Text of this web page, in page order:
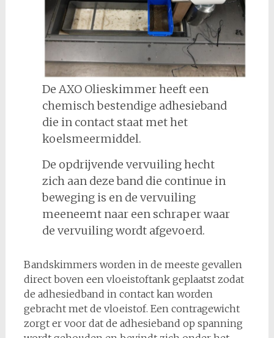
De AXO Olieskimmer heeft een
chemisch bestendige adhesieband
die in contact staat met het
koelsmeermiddel.
De opdrijvende vervuiling hecht
zich aan deze band die continue in
beweging is en de vervuiling
meeneemt naar een schraper waar
de vervuiling wordt afgevoerd.
Bandskimmers worden in de meeste gevallen
direct boven een vloeistoftank geplaatst zodat
de adhesiedband in contact kan worden
gebracht met de vloeistof. Een contragewicht
zorgt er voor dat de adhesieband op spanning